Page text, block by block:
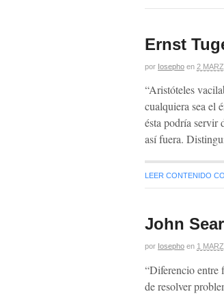
Ernst
por Iosepho en 2
“Aristóteles
cualquiera sea el
ésta podría servir
así fuera.
LEER CONTENIDO
John
por Iosepho en 1
“Diferencio
de resolver